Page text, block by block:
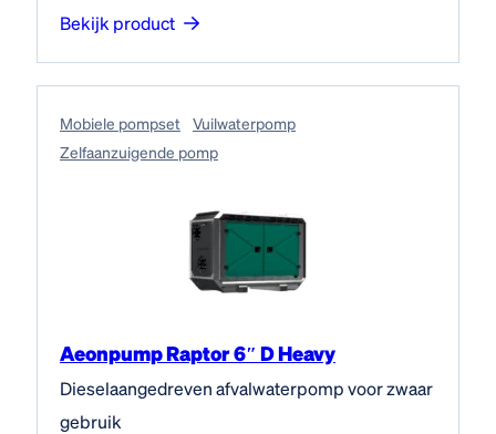
Bekijk product
Mobiele pompset
Vuilwaterpomp
Zelfaanzuigende pomp
Aeonpump Raptor 6″ D Heavy
Dieselaangedreven afvalwaterpomp voor zwaar
gebruik